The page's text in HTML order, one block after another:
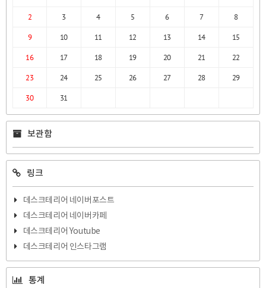
2
3 4 5 6 7
8
9
10 11 12 13 14
15
16
17 18 19 20 21
22
23
24 25 26 27 28
29
30
31
보관함
링크
데스크테리어 네이버포스트
데스크테리어 네이버카페
데스크테리어 Youtube
데스크테리어 인스타그램
통계